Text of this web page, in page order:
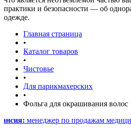
практики и безопасности — об
одежде.
Главная страница
•
Каталог товаров
•
Чистовье
•
Для парикмахерских
•
Фольга для окрашивания волос
по продажам медицинских